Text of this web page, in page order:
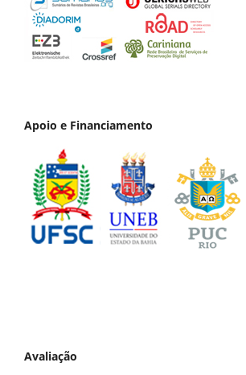
Apoio e Financiamento
Avaliação